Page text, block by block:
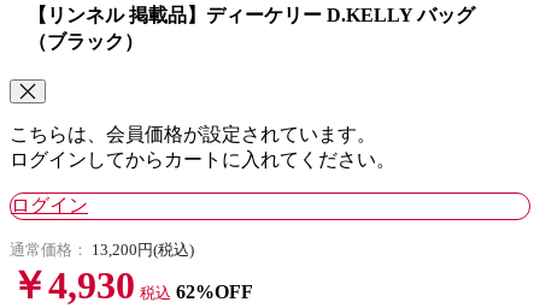
【リンネル 掲載品】ディーケリー D.KELLY バッグ
（ブラック）
こちらは、会員価格が設定されています。
ログインしてからカートに入れてください。
ログイン
通常価格： 13,200円(税込)
￥4,930 税込 62%OFF